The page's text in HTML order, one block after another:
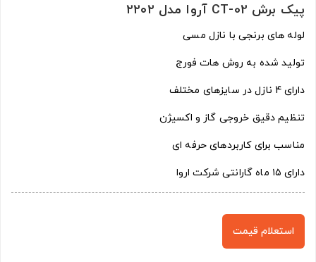
پیک برش CT-02 آروا مدل ۲۲۰۲
لوله های برنجی با نازل مسی
تولید شده به روش هات فورج
دارای 4 نازل در سایزهای مختلف
تنظیم دقیق خروجی گاز و اکسیژن
مناسب برای کاربردهای حرفه ای
دارای ۱۵ ماه گارانتی شرکت اروا
استعلام قیمت